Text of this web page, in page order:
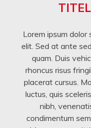
Lorem ipsum
elit. Sed at ante
quam. Duis
rhoncus risus
placerat cursus.
luctus, quis
nibh,
condimentum